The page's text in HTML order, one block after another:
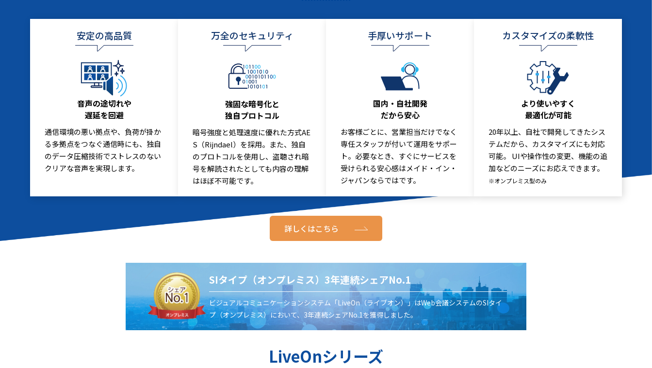
安定の高品質
音声の途切れや
遅延を回避
通信環境の悪い拠点や、負荷が掛か
る多拠点をつなぐ通信時にも、独自
のデータ圧縮技術でストレスのない
クリアな音声を実現します。
万全のセキュリティ
強固な暗号化と
独自プロトコル
暗号強度と処理速度に優れた方式AE
S（Rijndael）を採用。また、独自
のプロトコルを使用し、盗聴され暗
号を解読されたとしても内容の理解
はほぼ不可能です。
手厚いサポート
国内・自社開発
だから安心
お客様ごとに、営業担当だけでなく
専任スタッフが付いて運用をサポー
ト。必要なとき、すぐにサービスを
受けられる安心感はメイド・イン・
ジャパンならではです。
カスタマイズの柔軟性
より使いやすく
最適化が可能
20年以上、自社で開発してきたシス
テムだから、カスタマイズにも対応
可能。 UIや操作性の変更、機能の追
加などのニーズにお応えできます。
※オンプレミス型のみ
詳しくはこちら
SIタイプ（オンプレミス）3年連続シェアNo.1
ビジュアルコミュニケーションシステム「LiveOn（ライブオン）」はWeb会議システムのSIタイ
プ（オンプレミス）において、3年連続シェアNo.1を獲得しました。
LiveOnシリーズ